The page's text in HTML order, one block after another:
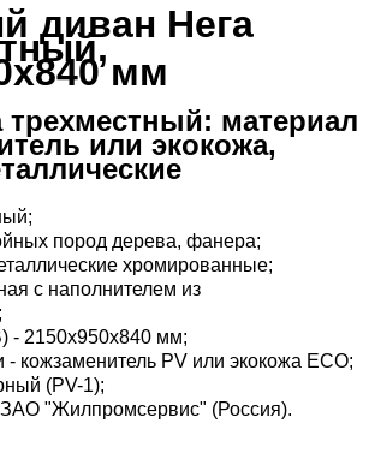
диван Нега
мм
трехместный: материал
или экокожа,
пород дерева, фанера;
хромированные;
с наполнителем из
- 2150х950х840 мм;
- кожзаменитель PV или экокожа ЕСО;
(PV-1);
ЗАО "Жилпромсервис" (Россия).